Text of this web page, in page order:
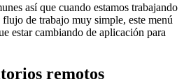
así que cuando estamos trabajando
de trabajo muy simple, este menú
estar cambiando de aplicación para
remotos